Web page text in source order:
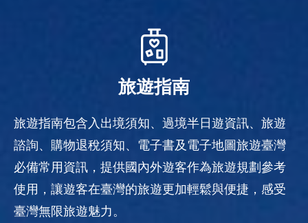
旅遊指南
旅遊指南包含入出境須知、過境半日遊資訊、旅遊
諮詢、購物退稅須知、電子書及電子地圖旅遊臺灣
必備常用資訊，提供國內外遊客作為旅遊規劃參考
使用，讓遊客在臺灣的旅遊更加輕鬆與便捷，感受
臺灣無限旅遊魅力。